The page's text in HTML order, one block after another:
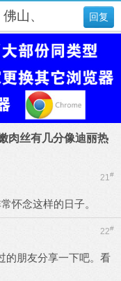
回复
山、肇庆、江门
肉丝有几分像迪丽热
21#
念这样的日子。
22#
朋友分享一下吧。看